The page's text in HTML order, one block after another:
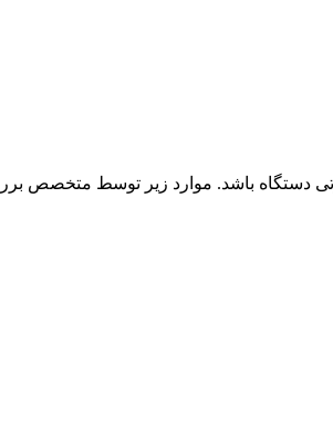
دستگاه باشد. موارد زیر توسط متخصص